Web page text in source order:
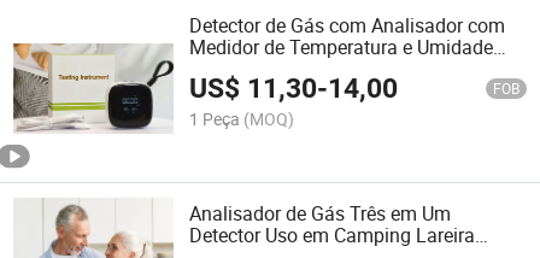
Detector de Gás com Analisador com
Medidor de Temperatura e Umidade
para Camping, Lareira e Cozinha
US$ 11,30-14,00 FOB
1 Peça (MOQ)
Analisador de Gás Três em Um
Detector Uso em Camping Lareira